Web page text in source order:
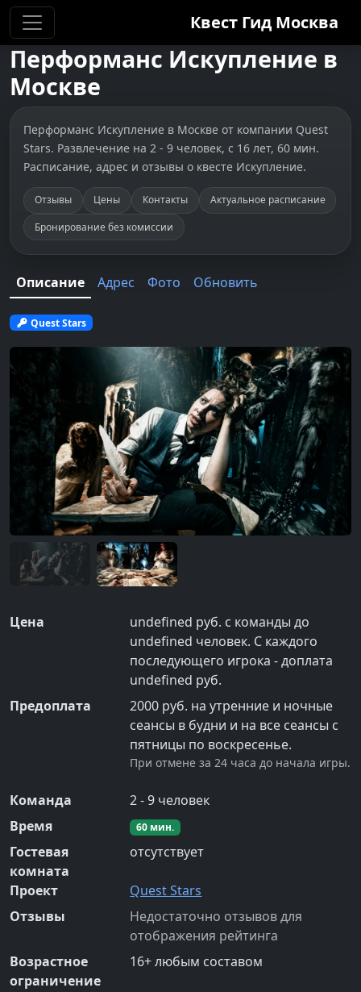
Квест Гид Москва
Перформанс Искупление в
Москве
Перформанс Искупление в Москве от компании Quest
Stars. Развлечение на 2 - 9 человек, с 16 лет, 60 мин.
Расписание, адрес и отзывы о квесте Искупление.
Отзывы Цены Контакты
Актуальное расписание
Бронирование без комиссии
Описание Адрес Фото Обновить
Quest Stars
Цена
undefined руб. с команды до
undefined человек. С каждого
последующего игрока - доплата
undefined руб.
Предоплата
2000 руб. на утренние и ночные
сеансы в будни и на все сеансы с
пятницы по воскресенье.
При отмене за 24 часа до начала игры.
Команда 2-9 человек
Время
60 мин.
Гостевая
комната
отсутствует
Проект
Quest Stars
Отзывы
Недостаточно отзывов для
отображения рейтинга
Возрастное
ограничение
16+любым составом